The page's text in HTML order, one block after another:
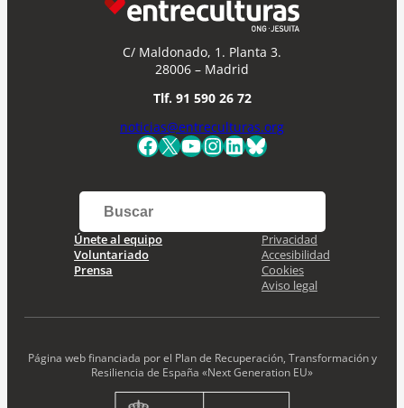
y los correos puntuales en los que te
ofrecemos información, no dejes de completar
este formulario. Al instante, te daremos de
alta en nuestra base de datos y podrás estar
al tanto de todas las novedades.
Correo electrónico *
Acepto laPolítica de Privacidad*
Desde ENTRECULTURAS FE Y ALEGRÍA ESPAÑA
trataremos los datos aportados en calidad de
Responsable del tratamiento con la finalidad de…Seguir
C/ Maldonado, 1. Planta 3.
28006 – Madrid
Tlf. 91 590 26 72
noticias@entreculturas.org
Facebook
X YouTube
Instagram
LinkedIn
Bluesky
Únete al equipo
Voluntariado
Prensa
Privacidad
Accesibilidad
Cookies
Aviso legal
Página web financiada por el Plan de Recuperación, Transformación y
Resiliencia de España «Next Generation EU»